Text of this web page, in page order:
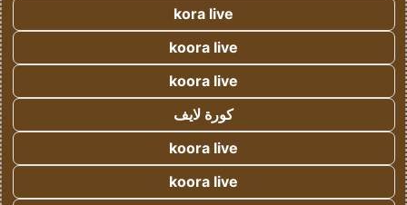
kora live
koora live
koora live
كورة لايف
koora live
koora live